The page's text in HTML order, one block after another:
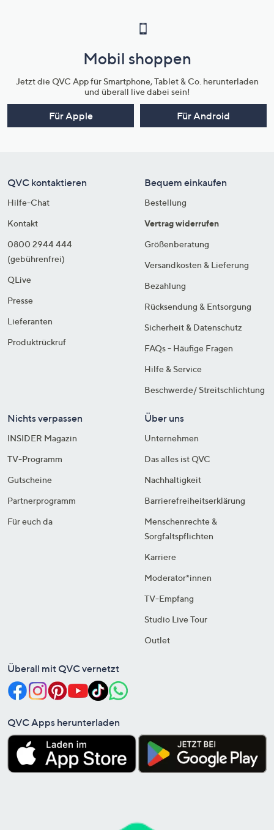
Mobil shoppen
Jetzt die QVC App für Smartphone, Tablet & Co. herunterladen
und überall live dabei sein!
Für Apple Für Android
QVC kontaktieren
Hilfe-Chat
Kontakt
0800 2944 444
(gebührenfrei)
QLive
Presse
Lieferanten
Produktrückruf
Bequem einkaufen
Bestellung
Vertrag widerrufen
Größenberatung
Versandkosten & Lieferung
Bezahlung
Rücksendung & Entsorgung
Sicherheit & Datenschutz
FAQs - Häufige Fragen
Hilfe & Service
Beschwerde/ Streitschlichtung
Nichts verpassen
INSIDER Magazin
TV-Programm
Gutscheine
Partnerprogramm
Für euch da
Über uns
Unternehmen
Das alles ist QVC
Nachhaltigkeit
Barrierefreiheitserklärung
Menschenrechte &
Sorgfaltspflichten
Karriere
Moderator*innen
TV-Empfang
Studio Live Tour
Outlet
Überall mit QVC vernetzt
QVC Apps herunterladen